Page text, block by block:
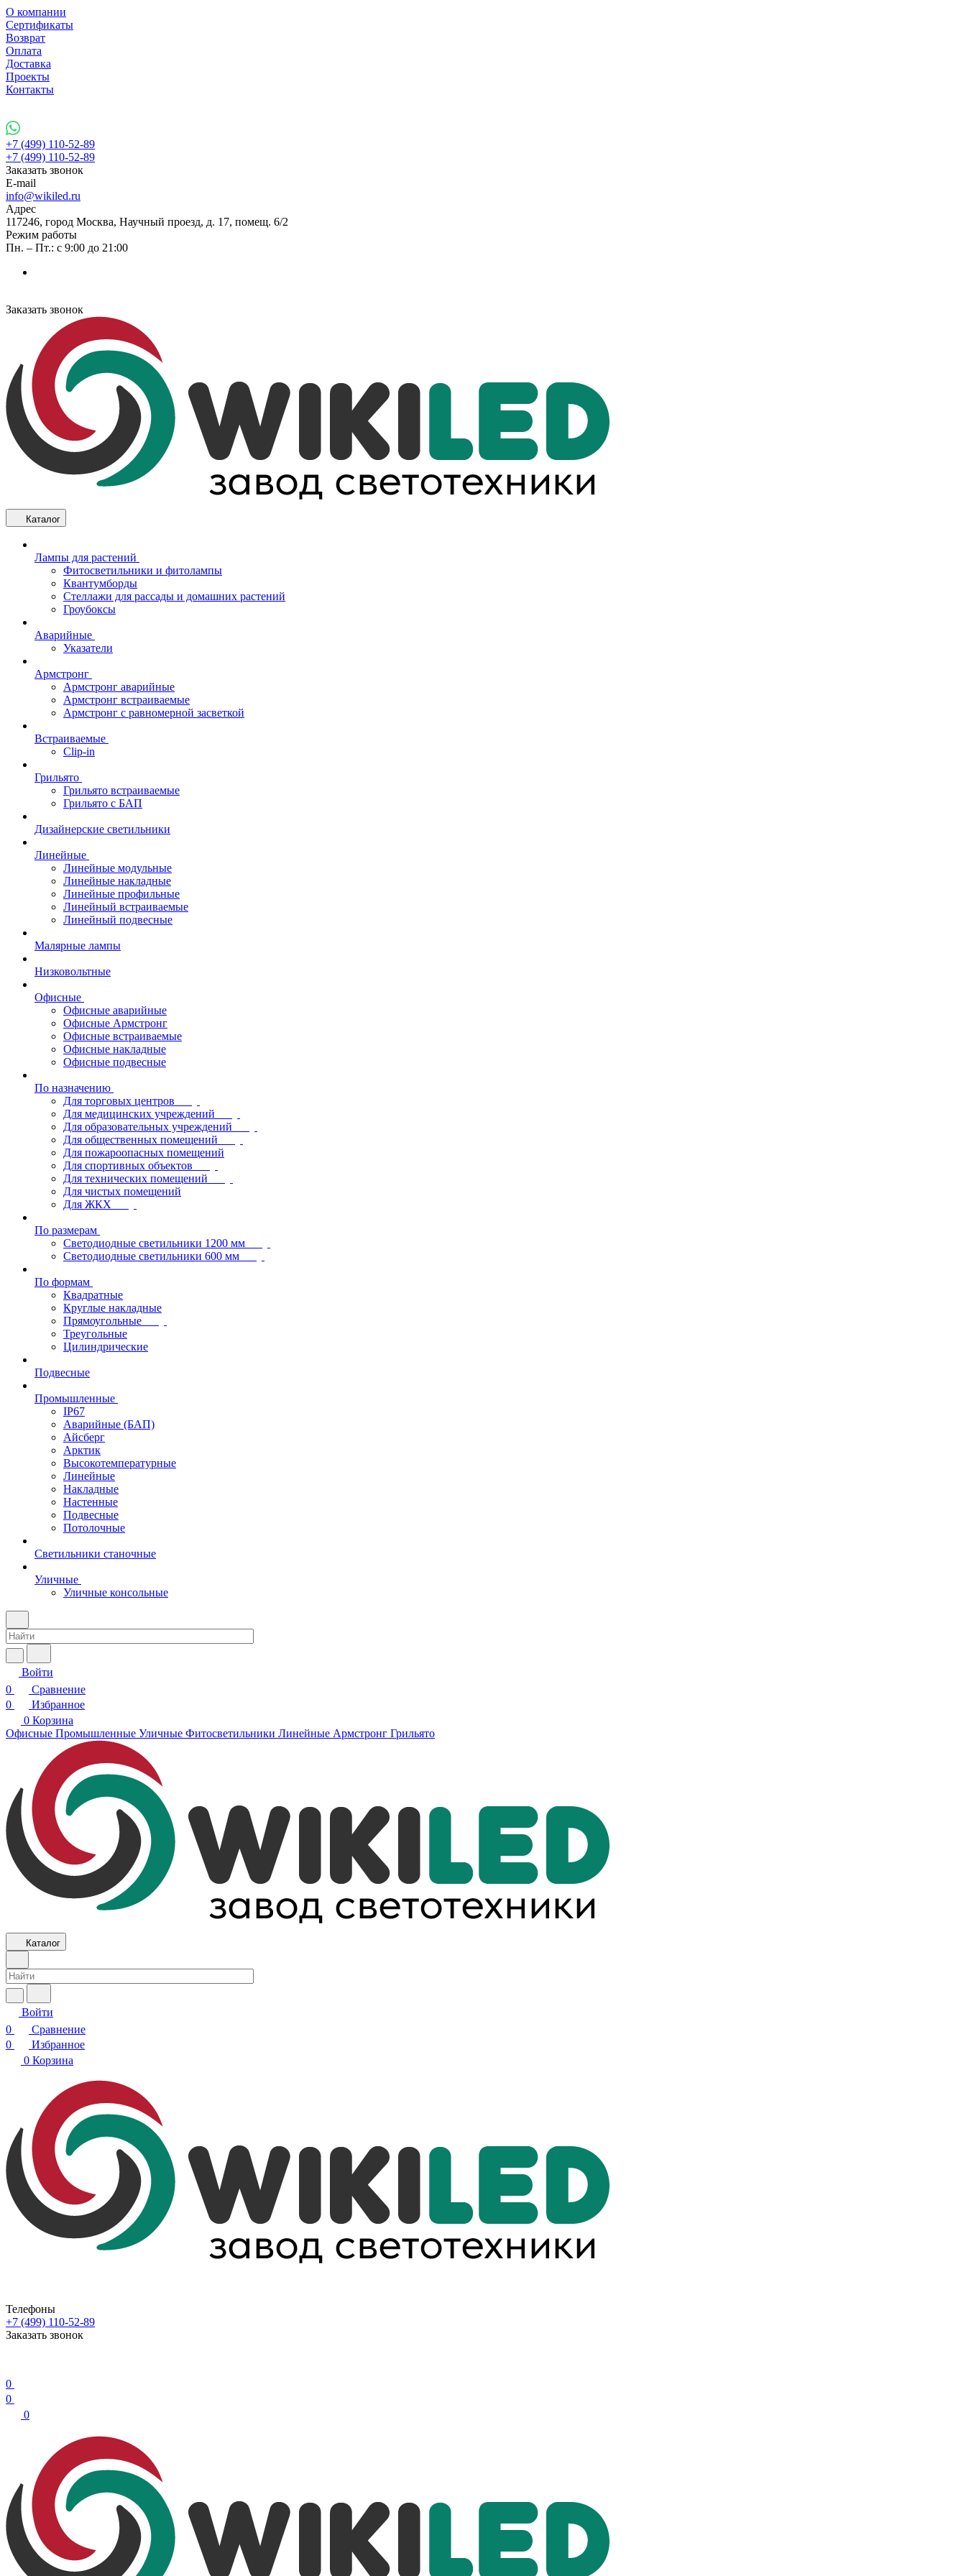
О компании
Сертификаты
Возврат
Оплата
Доставка
Проекты
Контакты
+7 (499) 110-52-89
+7 (499) 110-52-89
Заказать звонок
E-mail
info@wikiled.ru
Адрес
117246, город Москва, Научный проезд, д. 17, помещ. 6/2
Режим работы
Пн. – Пт.: с 9:00 до 21:00
Заказать звонок
Каталог
Лампы для растений
Фитосветильники и фитолампы
Квантумборды
Стеллажи для рассады и домашних растений
Гроубоксы
Аварийные
Указатели
Армстронг
Армстронг аварийные
Армстронг встраиваемые
Армстронг с равномерной засветкой
Встраиваемые
Clip-in
Грильято
Грильято встраиваемые
Грильято с БАП
Дизайнерские светильники
Линейные
Линейные модульные
Линейные накладные
Линейные профильные
Линейный встраиваемые
Линейный подвесные
Малярные лампы
Низковольтные
Офисные
Офисные аварийные
Офисные Армстронг
Офисные встраиваемые
Офисные накладные
Офисные подвесные
По назначению
Для торговых центров
Для медицинских учреждений
Для образовательных учреждений
Для общественных помещений
Для пожароопасных помещений
Для спортивных объектов
Для технических помещений
Для чистых помещений
Для ЖКХ
По размерам
Светодиодные светильники 1200 мм
Светодиодные светильники 600 мм
По формам
Квадратные
Круглые накладные
Прямоугольные
Треугольные
Цилиндрические
Подвесные
Промышленные
IP67
Аварийные (БАП)
Айсберг
Арктик
Высокотемпературные
Линейные
Накладные
Настенные
Подвесные
Потолочные
Светильники станочные
Уличные
Уличные консольные
Войти
0
Сравнение
0
Избранное
0 Корзина
Офисные Промышленные Уличные Фитосветильники Линейные Армстронг Грильято
Каталог
Войти
0
Сравнение
0
Избранное
0 Корзина
Телефоны
+7 (499) 110-52-89
Заказать звонок
0
0
0